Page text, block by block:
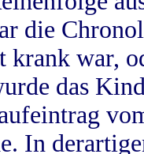
die
krank war,
das
In